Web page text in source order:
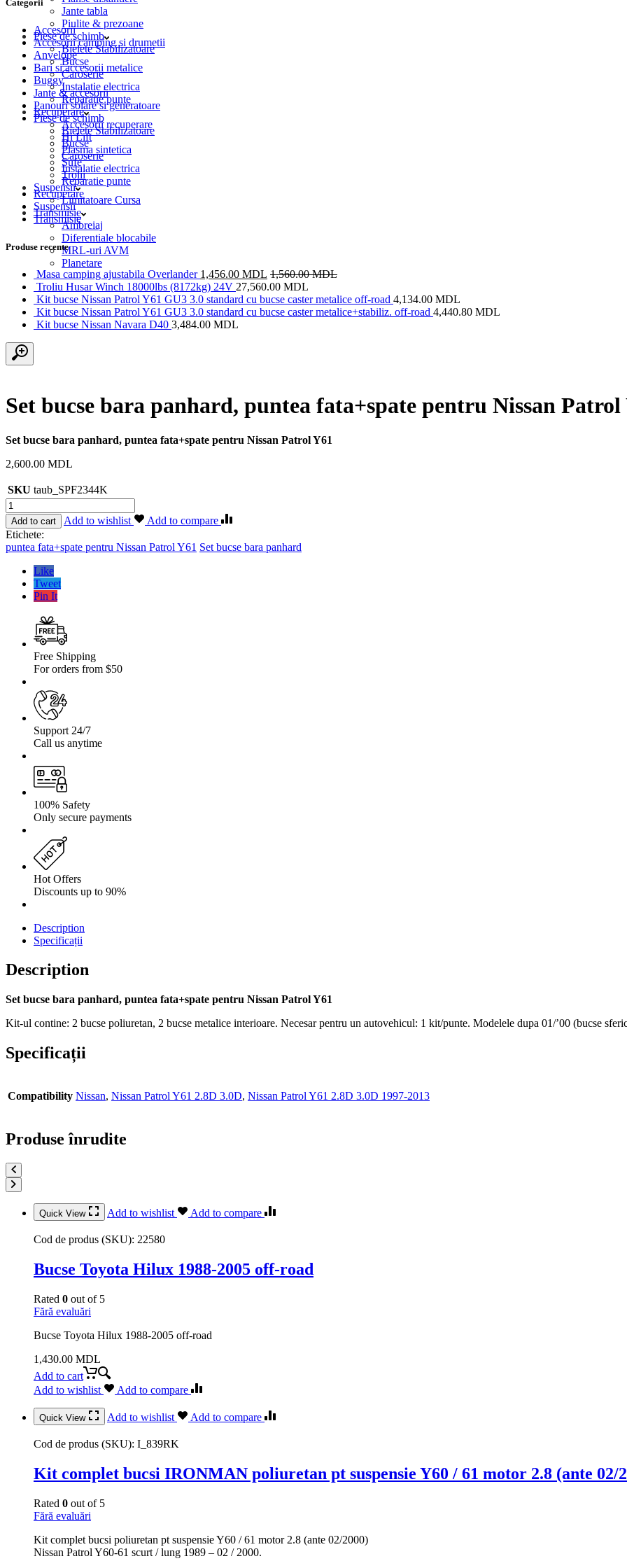
Jante tabla
Piulite & prezoane
Piese de schimb
Bielete Stabilizatoare
Bucse
Caroserie
Instalatie electrica
Reparatie punte
Recuperare
Accesorii recuperare
Hi Lift
Plasma sintetica
Sufe
Trolii
Suspensii
Limitatoare Cursa
Transmisie
Ambreiaj
Diferentiale blocabile
MRL-uri AVM
Planetare
Categorii
Accesorii
Accesorii camping si drumetii
Anvelope
Bari si accesorii metalice
Buggy
Jante & accesorii
Panouri solare si generatoare
Piese de schimb
Bielete Stabilizatoare
Bucse
Caroserie
Instalatie electrica
Reparatie punte
Recuperare
Suspensii
Transmisie
Produse recente
Masa camping ajustabila Overlander 1,456.00 MDL 1,560.00MDL
Troliu Husar Winch 18000lbs (8172kg) 24V 27,560.00 MDL
Kit bucse Nissan Patrol Y61 GU3 3.0 standard cu bucse caster metalice off-road 4,134.00 MDL
Kit bucse Nissan Patrol Y61 GU3 3.0 standard cu bucse caster metalice+stabiliz. off-road 4,440.80 MDL
Kit bucse Nissan Navara D40 3,484.00 MDL
Set bucse bara panhard, puntea fata+spate pentru Nissan Patrol
Set bucse bara panhard, puntea fata+spate pentru Nissan Patrol Y61
2,600.00 MDL
SKU taub_SPF2344K
Cantitate
Set
bucse
bara
panhard,
puntea
fata+spate
Nissan
Add to cart Add to wishlist
Add to compare
Etichete:
puntea fata+spate pentru Nissan Patrol Y61 Set bucse bara panhard
Like
Tweet
Pin It
Free Shipping
For orders from $50
Support 24/7
Call us anytime
100% Safety
Only secure payments
Hot Offers
Discounts up to 90%
Description
Specificații
Description
Set bucse bara panhard, puntea fata+spate pentru Nissan Patrol Y61
Kit-ul contine: 2 bucse poliuretan, 2 bucse metalice interioare. Necesar pentru un autovehicul: 1 kit/punte. Modelele dupa 01/’00 (bucse
Specificații
Compatibility Nissan, Nissan Patrol Y61 2.8D 3.0D, Nissan Patrol Y61 2.8D 3.0D 1997-2013
Produse înrudite
Quick View Add to wishlist Add to compare
Cod de produs (SKU): 22580
Bucse Toyota Hilux 1988-2005 off-road
Rated 0 out of 5
Fără evaluări
Bucse Toyota Hilux 1988-2005 off-road
1,430.00 MDL
Add to cart
Add to wishlist
Add to compare
Quick View Add to wishlist Add to compare
Cod de produs (SKU): I_839RK
Kit complet bucsi IRONMAN poliuretan pt suspensie Y60 / 61 motor 2.8 (ante 02/
Rated 0 out of 5
Fără evaluări
Kit complet bucsi poliuretan pt suspensie Y60 / 61 motor 2.8 (ante 02/2000)
Nissan Patrol Y60-61 scurt / lung 1989 – 02 / 2000.